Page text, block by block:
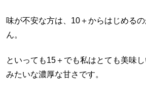
味が不安な方は、10＋からはじめる
ん。
といっても15＋でも私はとても美味
みたいな濃厚な甘さです。